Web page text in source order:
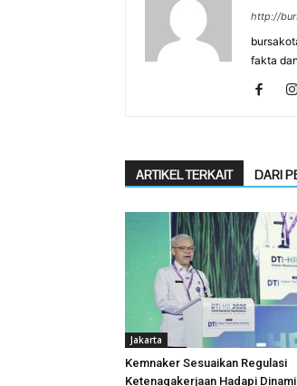
http://
fakta
ARTIKEL TERKAIT DARI
Jakarta
Kemnaker Sesuaikan Regulasi
Ketenagakerjaan Hadapi